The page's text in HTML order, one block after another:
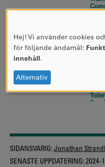
SIDANSVARIG:Jonathan
SENASTE UPPDATERING:2024-
ANVÄNDNING
AV
OCH
COOKIES
Hej! Vi använder cookies
för följande ändamål:
innehåll.
Alternativ